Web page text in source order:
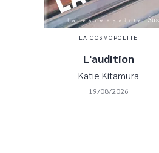
LA COSMOPOLITE
L'audition
Katie Kitamura
19/08/2026